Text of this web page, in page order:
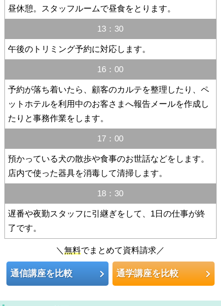
昼休憩。スタッフルームで昼食をとります。
13：30
午後のトリミング予約に対応します。
16：00
予約が落ち着いたら、顧客のカルテを整理したり、ペ
ットホテルを利用中のお客さまへ報告メールを作成し
たりと事務作業をします。
17：00
預かっている犬の散歩や食事のお世話などをします。
店内で使った器具を消毒して清掃します。
18：30
遅番や夜勤スタッフに引継ぎをして、1日の仕事が終
了です。
＼無料でまとめて資料請求／
通信講座を比較 通学講座を比較